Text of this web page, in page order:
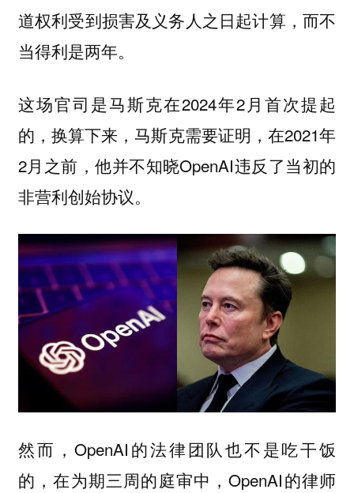
道权利受到损害及义务人之日起计算，而不
当得利是两年。
这场官司是马斯克在2024年2月首次提起
的，换算下来，马斯克需要证明，在2021年
2月之前，他并不知晓OpenAI违反了当初的
非营利创始协议。
然而，OpenAI的法律团队也不是吃干饭
的，在为期三周的庭审中，OpenAI的律师